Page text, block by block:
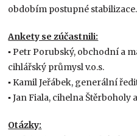
obdobím postupné stabilizace.
Ankety se zúčastnili:
▪ Petr Porubský, obchodní a
cihlářský průmysl v.o.s.
▪ Kamil Jeřábek, generální
▪ Jan Fiala, cihelna Štěrboholy
Otázky: